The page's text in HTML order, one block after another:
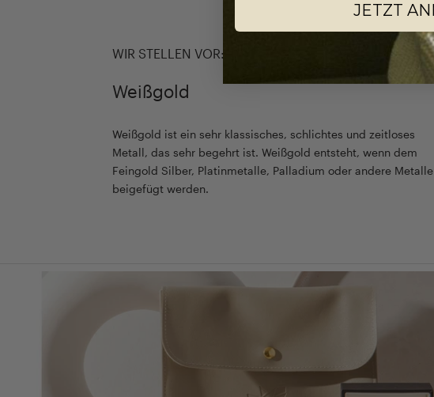
WIR STELLEN VOR:
Weißgold
Weißgold ist ein sehr klassisches, schlichtes und zeitloses
Metall, das sehr begehrt ist. Weißgold entsteht, wenn dem
Feingold Silber, Platinmetalle, Palladium oder andere Metalle
beigefügt werden.
JETZT